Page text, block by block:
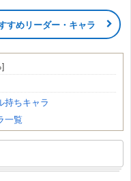
すめリーダー・キャラ
持ちキャラ
一覧